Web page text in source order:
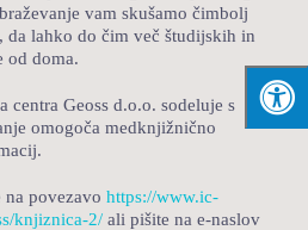
vam skušamo čimbolj
da lahko do čim več študijskih in
od doma.
centra Geoss d.o.o. sodeluje s
omogoča medknjižnično
povezavo https://www.ic-
knjiznica-2/ali pišite na e-naslov